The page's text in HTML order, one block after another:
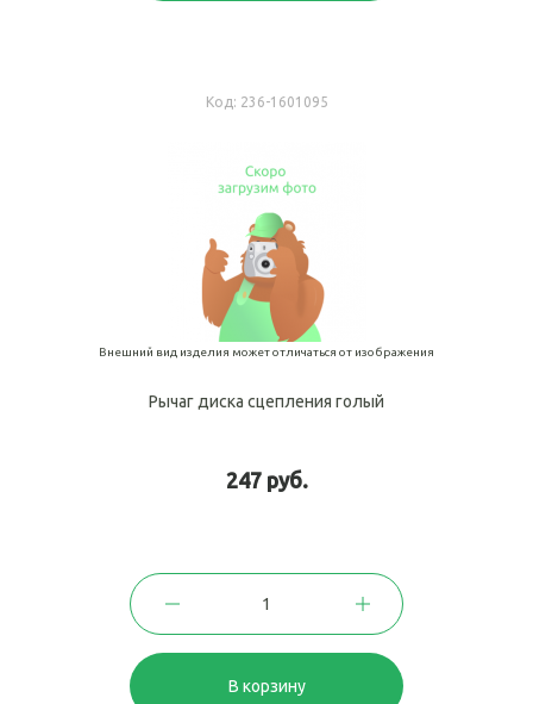
Код: 236-1601095
Внешний вид изделия может отличаться от изображения
Рычаг диска сцепления голый
247 руб.
В корзину